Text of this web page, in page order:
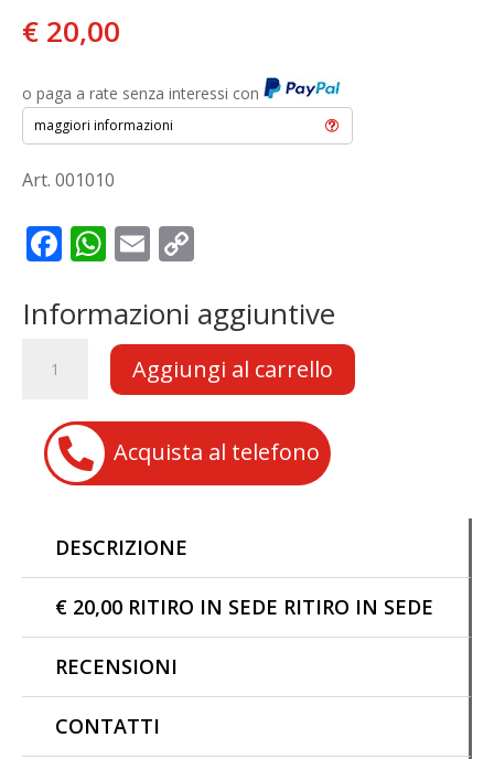
€ 20,00
o paga a rate senza interessi con
maggiori informazioni
Art. 001010
F
e
o
k
W
at
s
A
p
p
E
ai
l
p
y
Li
n
k
Informazioni aggiuntive
CARBURATORE
Minicross
Miniquad
quantità
Aggiungi al carrello
 Acquista al telefono
DESCRIZIONE
€ 20,00 RITIRO IN SEDE RITIRO IN SEDE
RECENSIONI
CONTATTI